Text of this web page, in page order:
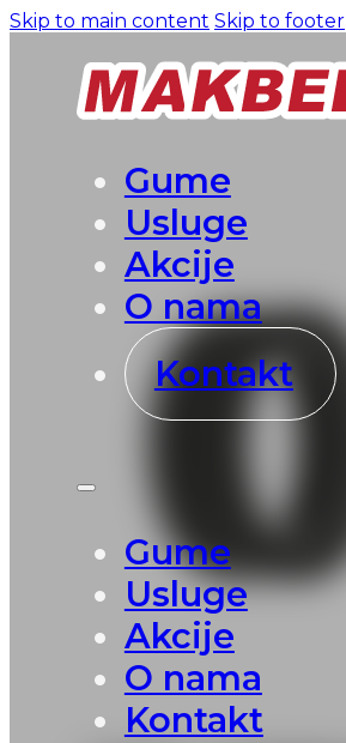
Skip to main content Skip to footer
Gume
Usluge
Akcije
O nama
Kontakt
Gume
Usluge
Akcije
O nama
Kontakt